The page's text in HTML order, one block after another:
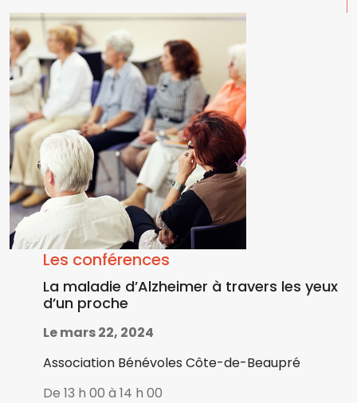
Les conférences
La maladie d’Alzheimer à travers les yeux
d’un proche
Le mars 22, 2024
Association Bénévoles Côte-de-Beaupré
De 13 h 00 à 14 h 00